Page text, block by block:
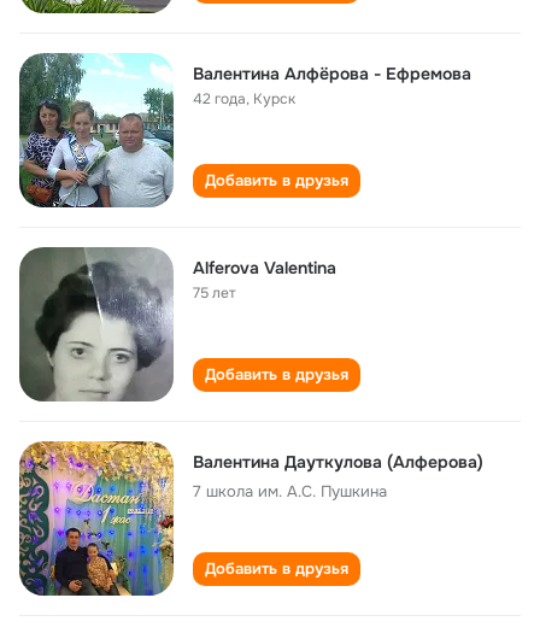
Валентина Алфёрова - Ефремова
42 года, Курск
Добавить в друзья
Alferova Valentina
75 лет
Добавить в друзья
Валентина Дауткулова (Алферова)
7 школа им. А.С. Пушкина
Добавить в друзья